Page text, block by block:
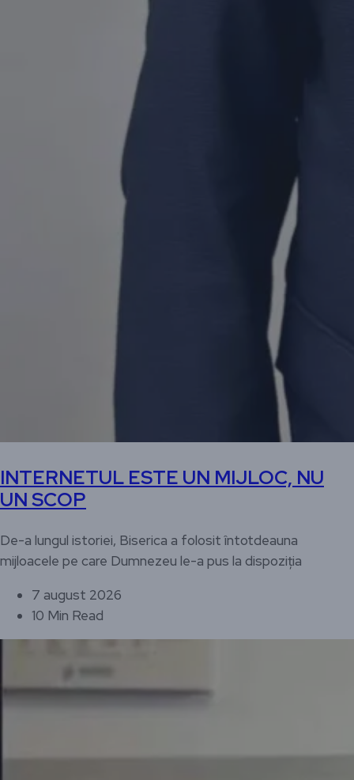
INTERNETUL ESTE UN MIJLOC, NU
UN SCOP
De-a lungul istoriei, Biserica a folosit întotdeauna
mijloacele pe care Dumnezeu le-a pus la dispoziția
7 august 2026
10 Min Read